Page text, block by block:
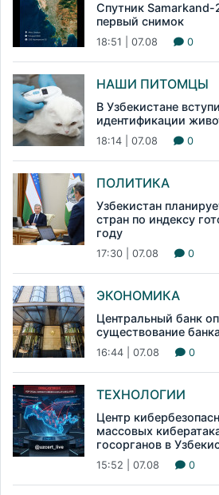
Спутник
первый снимок
18:51 | 07.08 0
НАШИ ПИТОМЦЫ
В Узбекистане
идентификации
18:14 | 07.08 0
ПОЛИТИКА
Узбекистан
стран по индексу
году
17:30 | 07.08 0
ЭКОНОМИКА
Центральный банк
существование
16:44 | 07.08 0
ТЕХНОЛОГИИ
Центр
массовых
госорганов в
15:52 | 07.08 0